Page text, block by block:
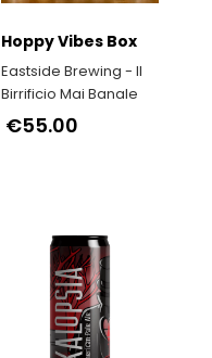
Hoppy Vibes Box
Eastside Brewing - Il
Birrificio Mai Banale
€55.00